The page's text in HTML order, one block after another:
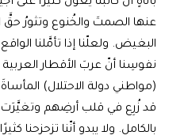
بأناةٍ أنّ كاتبَنا يعوِّل كثيرًا
عنها الصمتَ والخُنوع وتثورُ حقَّ
البغيض. ولعلّنا إذا تأمَّلنا
نفوسِنا أنّ عربَ الأقطار
(مواطني دولة الاحتلال)
قد زُرِع في قلب أرضِهم
بالكامل. ولا يبدو أنّنا تزحزحنا